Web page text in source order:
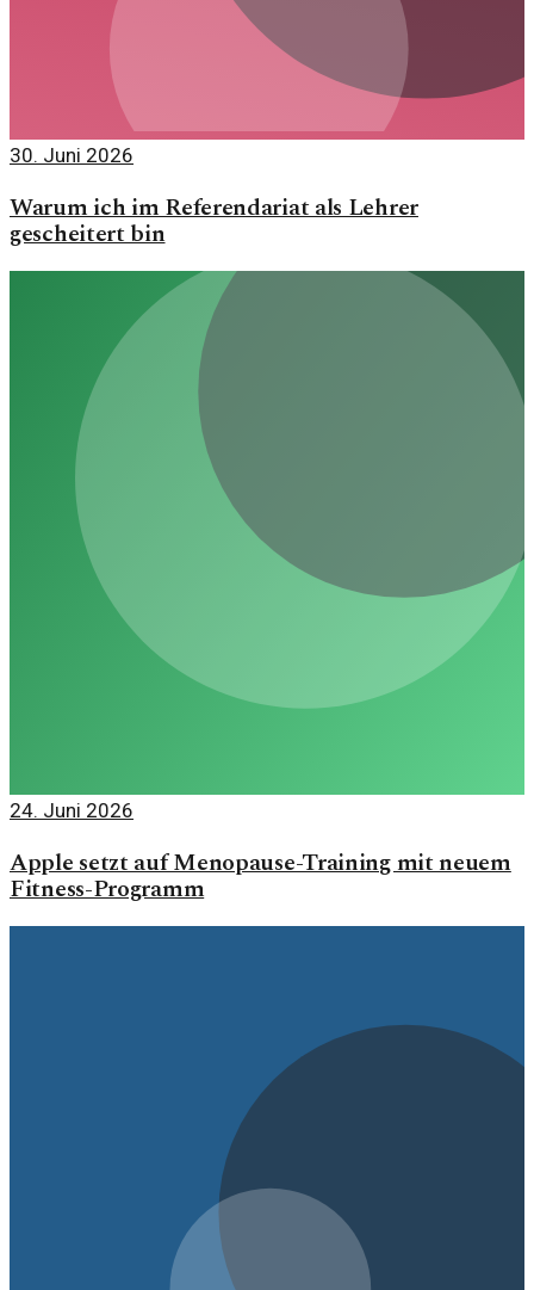
30. Juni 2026
Warum ich im Referendariat als Lehrer
gescheitert bin
24. Juni 2026
Apple setzt auf Menopause-Training mit neuem
Fitness-Programm